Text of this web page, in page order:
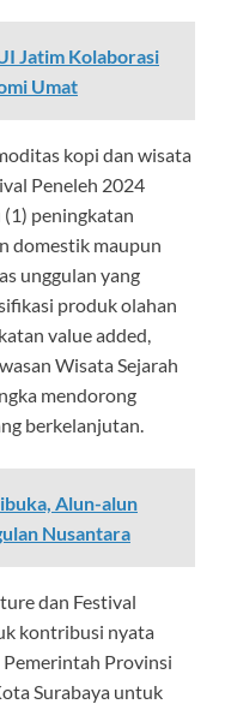
Jatim Kolaborasi
Umat
kopi dan wisata
Peneleh 2024
peningkatan
domestik maupun
unggulan yang
produk olahan
value added,
Wisata Sejarah
mendorong
berkelanjutan.
Alun-alun
Nusantara
dan Festival
kontribusi nyata
Pemerintah Provinsi
Surabaya untuk